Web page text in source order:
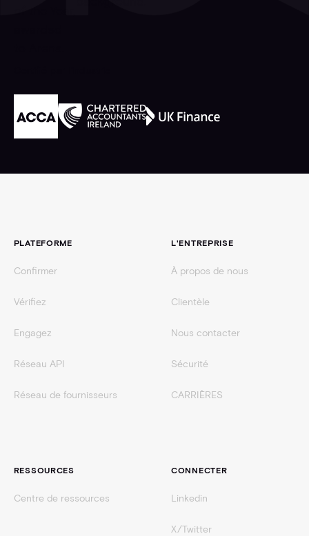
PLATEFORME
Confirmer
Vérifiez
Engagez
Réseau API
Réseau de fournisseurs
L'ENTREPRISE
À propos de nous
Clientèle
Nous contacter
Sécurité
CARRIÈRES
RESSOURCES
Centre de ressources
CONNECTER
Linkedin
X/Twitter